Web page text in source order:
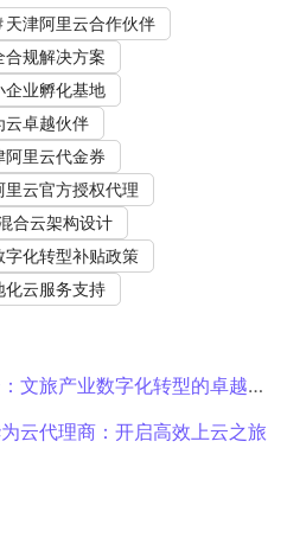
天津阿里云合作伙伴
合规解决方案
企业孵化基地
云卓越伙伴
阿里云代金券
里云官方授权代理
合云架构设计
字化转型补贴政策
化云服务支持
旅产业数字化转型的卓越伙伴
云代理商：开启高效上云之旅